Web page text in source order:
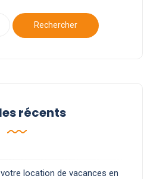
récents
location de vacances en